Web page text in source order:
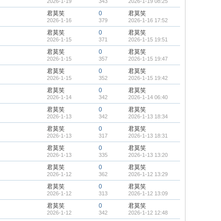
君莫笑
2026-1-16
0
379
君莫笑
2026-1-16 17:52
君莫笑
2026-1-15
0
371
君莫笑
2026-1-15 19:51
君莫笑
2026-1-15
0
357
君莫笑
2026-1-15 19:47
君莫笑
2026-1-15
0
352
君莫笑
2026-1-15 19:42
君莫笑
2026-1-14
0
342
君莫笑
2026-1-14 06:40
君莫笑
2026-1-13
0
342
君莫笑
2026-1-13 18:34
君莫笑
2026-1-13
0
317
君莫笑
2026-1-13 18:31
君莫笑
2026-1-13
0
335
君莫笑
2026-1-13 13:20
君莫笑
2026-1-12
0
362
君莫笑
2026-1-12 13:29
君莫笑
2026-1-12
0
313
君莫笑
2026-1-12 13:09
君莫笑
2026-1-12
0
342
君莫笑
2026-1-12 12:48